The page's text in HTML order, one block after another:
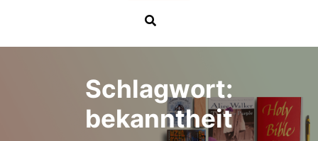
Schlagwort:
bekanntheit